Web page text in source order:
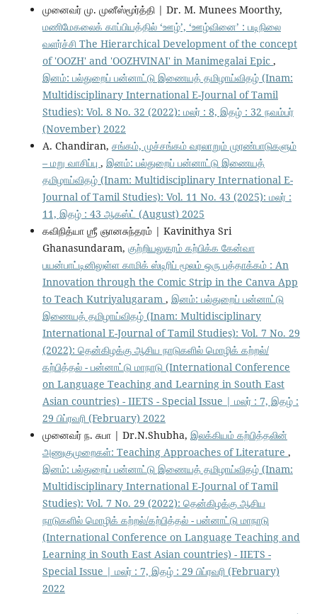
முனைவர் மு. முனீஸ்மூர்த்தி | Dr. M. Munees Moorthy,
மணிமேகலைக் காப்பியத்தில் ‘ஊழ்’, ‘ஊழ்வினை’ : படிநிலை
வளர்ச்சி The Hierarchical Development of the concept
of 'OOZH' and 'OOZHVINAI' in Manimegalai Epic ,
இனம்: பல்துறைப் பன்னாட்டு இணையத் தமிழாய்விதழ் (Inam:
Multidisciplinary International E-Journal of Tamil
Studies): Vol. 8 No. 32 (2022): மலர் : 8, இதழ் : 32 நவம்பர்
(November) 2022
A. Chandiran, சங்கம், முச்சங்கம் வரலாறும் முரண்பாடுகளும்
– மறு வாசிப்பு , இனம்: பல்துறைப் பன்னாட்டு இணையத்
தமிழாய்விதழ் (Inam: Multidisciplinary International E-
Journal of Tamil Studies): Vol. 11 No. 43 (2025): மலர் :
11, இதழ் : 43 ஆகஸ்ட் (August) 2025
கவிநித்யா ஶ்ரீ ஞானசுந்தரம் | Kavinithya Sri
Ghanasundaram, குற்றியலுகரம் கற்பிக்க கேன்வா
பயன்பாட்டினிலுள்ள காமிக் ஸ்டிரிப் மூலம் ஒரு புத்தாக்கம் : An
Innovation through the Comic Strip in the Canva App
to Teach Kutriyalugaram , இனம்: பல்துறைப் பன்னாட்டு
இணையத் தமிழாய்விதழ் (Inam: Multidisciplinary
International E-Journal of Tamil Studies): Vol. 7 No. 29
(2022): தென்கிழக்கு ஆசிய நாடுகளில் மொழிக் கற்றல்/
கற்பித்தல் - பன்னாட்டு மாநாடு (International Conference
on Language Teaching and Learning in South East
Asian countries) - IIETS - Special Issue | மலர் : 7, இதழ் :
29 பிப்ரவரி (February) 2022
முனைவர் ந. சுபா | Dr.N.Shubha, இலக்கியம் கற்பித்தலின்
அணுகுமுறைகள்: Teaching Approaches of Literature ,
இனம்: பல்துறைப் பன்னாட்டு இணையத் தமிழாய்விதழ் (Inam:
Multidisciplinary International E-Journal of Tamil
Studies): Vol. 7 No. 29 (2022): தென்கிழக்கு ஆசிய
நாடுகளில் மொழிக் கற்றல்/கற்பித்தல் - பன்னாட்டு மாநாடு
(International Conference on Language Teaching and
Learning in South East Asian countries) - IIETS -
Special Issue | மலர் : 7, இதழ் : 29 பிப்ரவரி (February)
2022